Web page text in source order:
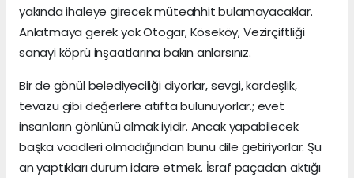
yakında ihaleye girecek müteahhit bulamayacaklar.
Anlatmaya gerek yok Otogar, Köseköy, Vezirçiftliği
sanayi köprü inşaatlarına bakın anlarsınız.
Bir de gönül belediyeciliği diyorlar, sevgi, kardeşlik,
tevazu gibi değerlere atıfta bulunuyorlar.; evet
insanların gönlünü almak iyidir. Ancak yapabilecek
başka vaadleri olmadığından bunu dile getiriyorlar. Şu
an yaptıkları durum idare etmek. İsraf paçadan aktığı